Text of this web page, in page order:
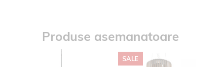
Produse asemanatoare
SALE